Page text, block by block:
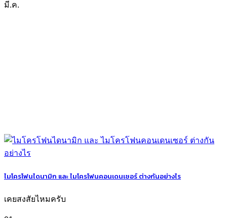
มี.ค.
ไมโครโฟนไดนามิก และ ไมโครโฟนคอนเดนเซอร์ ต่างกันอย่างไร
เคยสงสัยไหมครับ